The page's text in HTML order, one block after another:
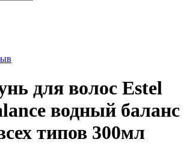
для волос Estel
водный баланс
типов 300мл